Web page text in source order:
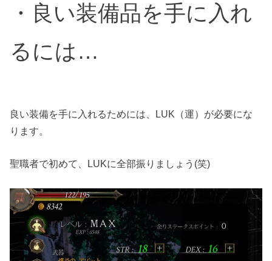
・良い装備品を手に入れ
るには…
良い装備を手に入れるためには、LUK（運）が必要にな
ります。
聖職者で初めて、LUKに全部振りましょう(笑)